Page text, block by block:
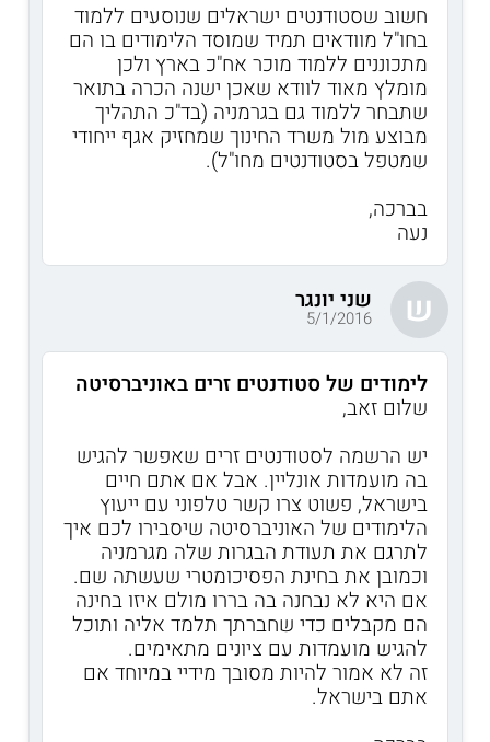
חשוב שסטודנטים ישראלים שנוסעים ללמוד
בחו"ל מוודאים תמיד שמוסד הלימודים בו הם
מתכוננים ללמוד מוכר אח"כ בארץ ולכן
מומלץ מאוד לוודא שאכן ישנה הכרה בתואר
שתבחר ללמוד גם בגרמניה (בד"כ התהליך
מבוצע מול משרד החינוך שמחזיק אגף ייחודי
שמטפל בסטודנטים מחו"ל).
בברכה,
נעה
ש שני יונגר
5/1/2016
לימודים של סטודנטים זרים באוניברסיטה
שלום זאב,
יש הרשמה לסטודנטים זרים שאפשר להגיש
בה מועמדות אונליין. אבל אם אתם חיים
בישראל, פשוט צרו קשר טלפוני עם ייעוץ
הלימודים של האוניברסיטה שיסבירו לכם איך
לתרגם את תעודת הבגרות שלה מגרמניה
וכמובן את בחינת הפסיכומטרי שעשתה שם.
אם היא לא נבחנה בה בררו מולם איזו בחינה
הם מקבלים כדי שחברתך תלמד אליה ותוכל
להגיש מועמדות עם ציונים מתאימים.
זה לא אמור להיות מסובך מידיי במיוחד אם
אתם בישראל.